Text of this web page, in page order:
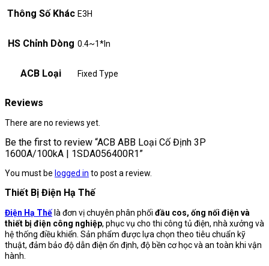
Thông Số Khác E3H
HS Chỉnh Dòng 0.4~1*In
ACB Loại Fixed Type
Reviews
There are no reviews yet.
Be the first to review “ACB ABB Loại Cố Định 3P
1600A/100kA | 1SDA056400R1”
You must be logged in to post a review.
Thiết Bị Điện Hạ Thế
Điện Hạ Thế là đơn vị chuyên phân phối đầu cos, ống nối điện và
thiết bị điện công nghiệp, phục vụ cho thi công tủ điện, nhà xưởng và
hệ thống điều khiển. Sản phẩm được lựa chọn theo tiêu chuẩn kỹ
thuật, đảm bảo độ dẫn điện ổn định, độ bền cơ học và an toàn khi vận
hành.